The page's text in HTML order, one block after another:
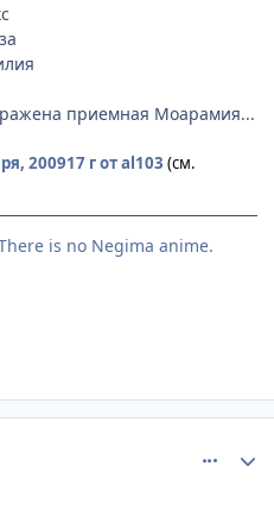
приемная Моарамия...
200917 гот al103 (см.
is no Negima anime.